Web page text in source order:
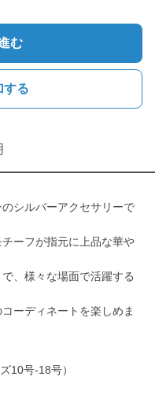
む
する
シルバーアクセサリーで
ーフが指元に上品な華や
、様々な場面で活躍する
ーディネートを楽しめま
10号-18号）